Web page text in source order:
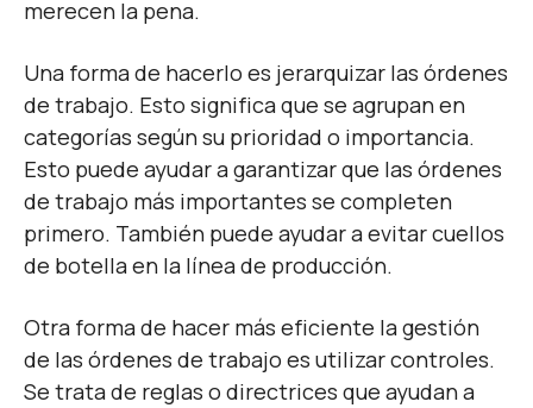
merecen la pena.
Una forma de hacerlo es jerarquizar las órdenes
de trabajo. Esto significa que se agrupan en
categorías según su prioridad o importancia.
Esto puede ayudar a garantizar que las órdenes
de trabajo más importantes se completen
primero. También puede ayudar a evitar cuellos
de botella en la línea de producción.
Otra forma de hacer más eficiente la gestión
de las órdenes de trabajo es utilizar controles.
Se trata de reglas o directrices que ayudan a